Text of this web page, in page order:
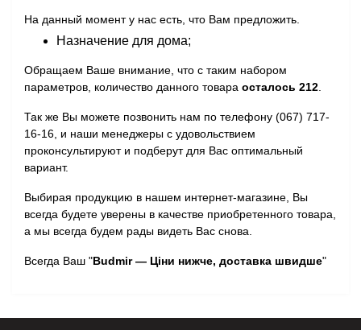
На данный момент у нас есть, что Вам предложить.
Назначение для дома;
Обращаем Ваше внимание, что с таким набором
параметров, количество данного товара осталось 212
Так же Вы можете позвонить нам по телефону (067) 717-
16-16, и наши менеджеры с удовольствием
проконсультируют и подберут для Вас оптимальный
вариант.
Выбирая продукцию в нашем интернет-магазине, Вы
всегда будете уверены в качестве приобретенного товара,
а мы всегда будем рады видеть Вас снова.
Всегда Ваш "Budmir — Ціни нижче, доставка швидше"